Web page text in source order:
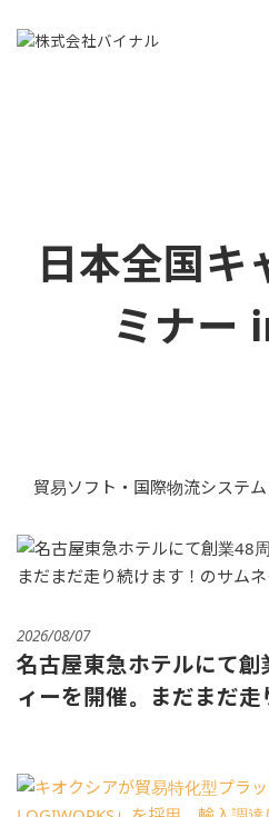
日本全国キ
ミナー
貿易ソフト・国際物流システ
2026/08/07
名古屋東急ホテルにて
ィーを開催。まだまだ走